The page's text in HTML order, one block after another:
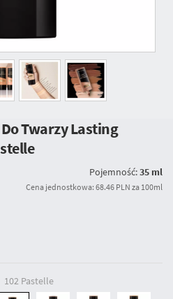
Twarzy Lasting
Pojemność:35 ml
Cena jednostkowa: 68.46 PLN za 100ml
102 Pastelle